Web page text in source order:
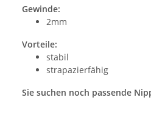
Gewinde:
2mm
Vorteile:
stabil
strapazierfähig
Sie suchen noch passende